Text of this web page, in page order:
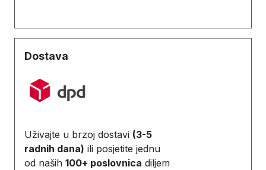
Dostava
Uživajte u brzoj dostavi (3-5
radnih dana) ili posjetite jednu
od naših 100+ poslovnica diljem